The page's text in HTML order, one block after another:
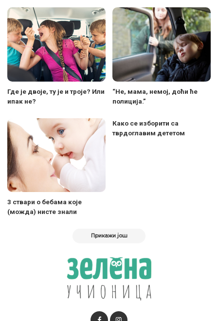
Где је двоје, ту је и троје? Или
ипак не?
“Не, мама, немој, доћи ће
полиција.”
3 ствари о бебама које
(можда) нисте знали
Како се изборити са
тврдоглавим дететом
Прикажи још